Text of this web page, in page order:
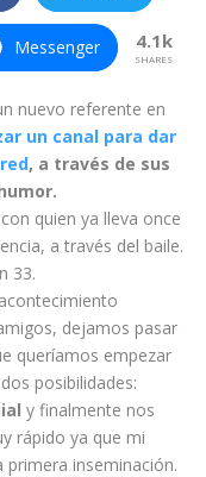
Messenger 4.1k
SHARES
nuevo referente en
un canal para dar
, a través de sus
quien ya lleva once
a través del baile.
33.
dejamos pasar
queríamos empezar
posibilidades:
y finalmente nos
rápido ya que mi
inseminación.